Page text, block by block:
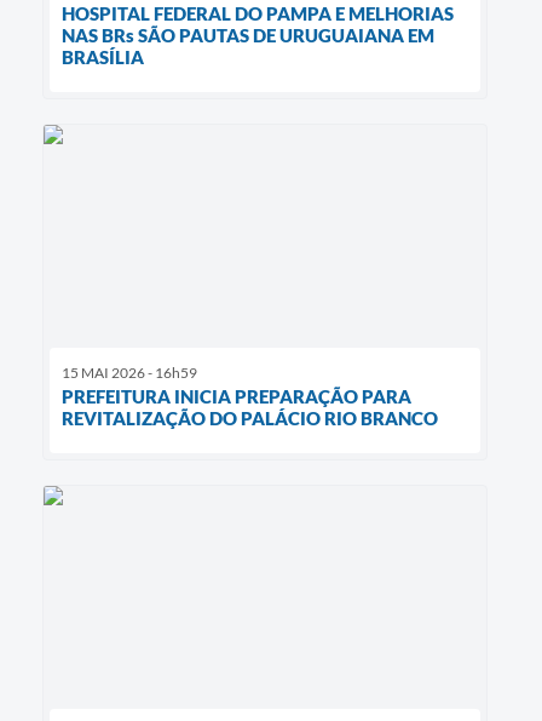
HOSPITAL FEDERAL DO PAMPA E MELHORIAS
NAS BRs SÃO PAUTAS DE URUGUAIANA EM
BRASÍLIA
15 MAI 2026 - 16h59
PREFEITURA INICIA PREPARAÇÃO PARA
REVITALIZAÇÃO DO PALÁCIO RIO BRANCO